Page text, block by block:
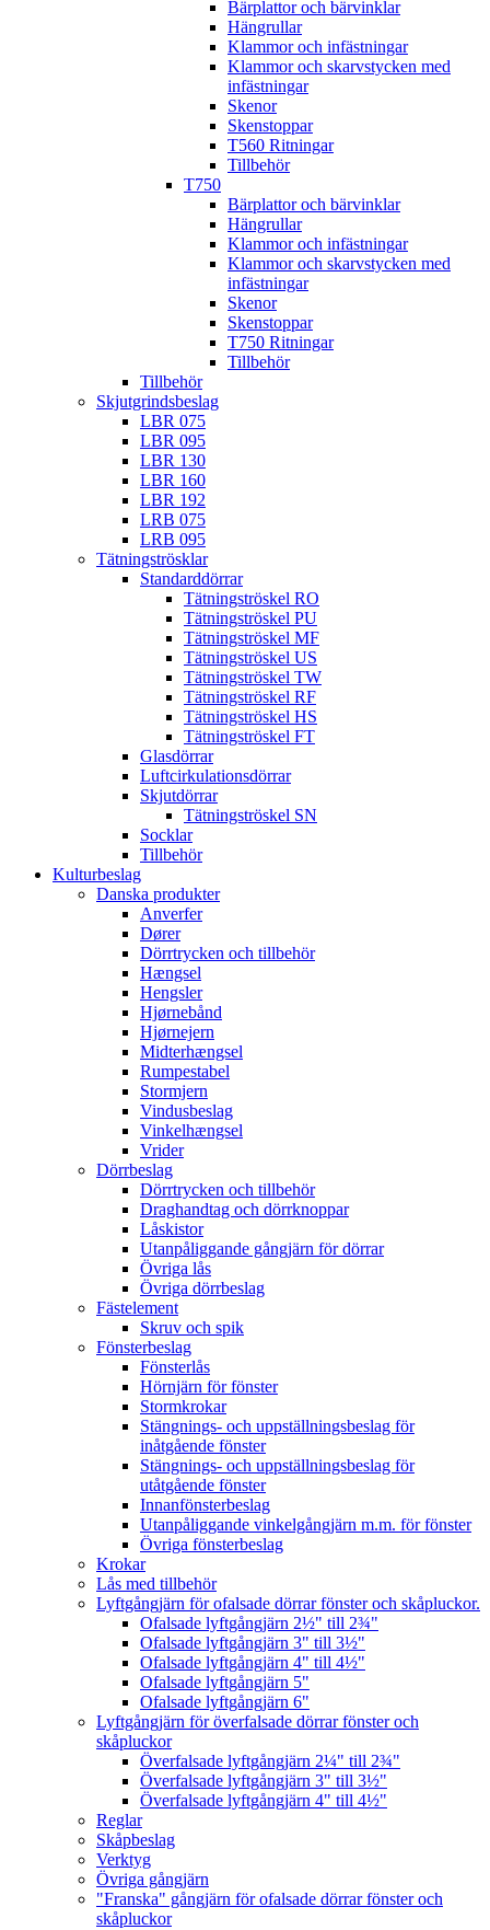
Bärplattor och bärvinklar
Hängrullar
Klammor och infästningar
Klammor och skarvstycken med
infästningar
Skenor
Skenstoppar
T560 Ritningar
Tillbehör
T750
Bärplattor och bärvinklar
Hängrullar
Klammor och infästningar
Klammor och skarvstycken med
infästningar
Skenor
Skenstoppar
T750 Ritningar
Tillbehör
Tillbehör
Skjutgrindsbeslag
LBR 075
LBR 095
LBR 130
LBR 160
LBR 192
LRB 075
LRB 095
Tätningströsklar
Standarddörrar
Tätningströskel RO
Tätningströskel PU
Tätningströskel MF
Tätningströskel US
Tätningströskel TW
Tätningströskel RF
Tätningströskel HS
Tätningströskel FT
Glasdörrar
Luftcirkulationsdörrar
Skjutdörrar
Tätningströskel SN
Socklar
Tillbehör
Kulturbeslag
Danska produkter
Anverfer
Dører
Dörrtrycken och tillbehör
Hængsel
Hengsler
Hjørnebånd
Hjørnejern
Midterhængsel
Rumpestabel
Stormjern
Vindusbeslag
Vinkelhængsel
Vrider
Dörrbeslag
Dörrtrycken och tillbehör
Draghandtag och dörrknoppar
Låskistor
Utanpåliggande gångjärn för dörrar
Övriga lås
Övriga dörrbeslag
Fästelement
Skruv och spik
Fönsterbeslag
Fönsterlås
Hörnjärn för fönster
Stormkrokar
Stängnings- och uppställningsbeslag för
inåtgående fönster
Stängnings- och uppställningsbeslag för
utåtgående fönster
Innanfönsterbeslag
Utanpåliggande vinkelgångjärn m.m. för fönster
Övriga fönsterbeslag
Krokar
Lås med tillbehör
Lyftgångjärn för ofalsade dörrar fönster och skåpluckor.
Ofalsade lyftgångjärn 2½" till 2¾"
Ofalsade lyftgångjärn 3" till 3½"
Ofalsade lyftgångjärn 4" till 4½"
Ofalsade lyftgångjärn 5"
Ofalsade lyftgångjärn 6"
Lyftgångjärn för överfalsade dörrar fönster och
skåpluckor
Överfalsade lyftgångjärn 2¼" till 2¾"
Överfalsade lyftgångjärn 3" till 3½"
Överfalsade lyftgångjärn 4" till 4½"
Reglar
Skåpbeslag
Verktyg
Övriga gångjärn
"Franska" gångjärn för ofalsade dörrar fönster och
skåpluckor